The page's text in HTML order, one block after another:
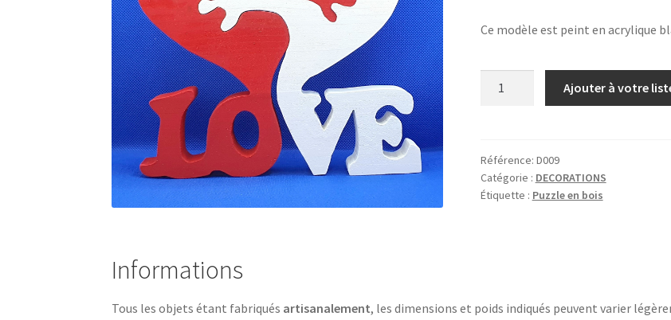
Ce modèle est peint en acrylique
ET
BLANC
Ajouter à votre
Référence: D009
Catégorie : DECORATIONS
Étiquette : Puzzle en bois
Informations
Tous les objets étant fabriqués artisanalement, les dimensions et poids indiqués peuvent varier